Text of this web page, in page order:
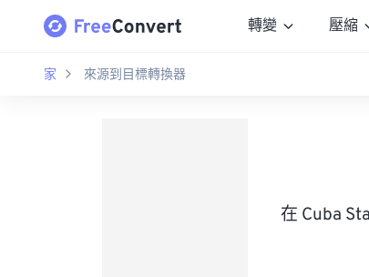
轉變 壓縮
家 來源到目標轉換器
在 Cuba